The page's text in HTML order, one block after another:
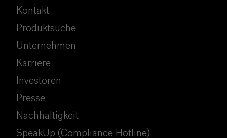
Kontakt
Produktsuche
Unternehmen
Karriere
Investoren
Presse
Nachhaltigkeit
SpeakUp (Compliance Hotline)